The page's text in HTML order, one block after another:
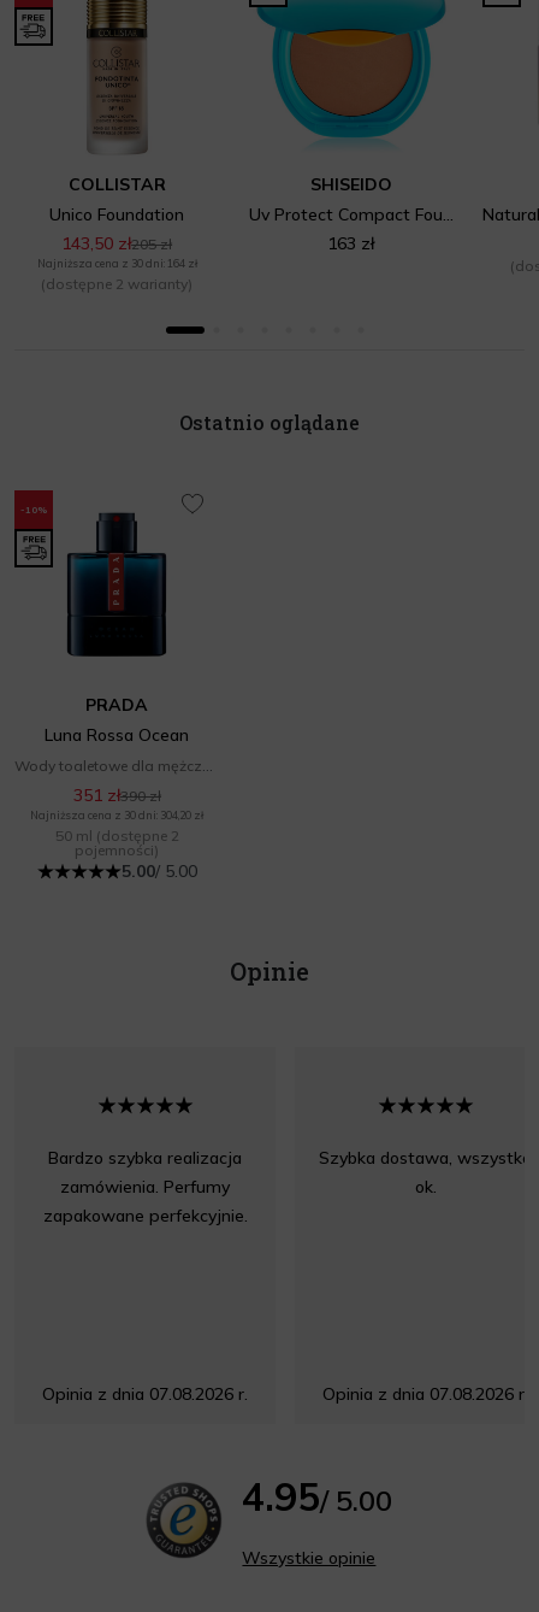
COLLISTAR
Unico Foundation
143,50 zł205 zł
Najniższa cena z 30 dni: 164 zł
(dostępne 2 warianty)
SHISEIDO
163 zł
Ostatnio oglądane
-10%
PRADA
Luna Rossa Ocean
Wody toaletowe dla mężczyzn
351 zł390 zł
Najniższa cena z 30 dni: 304,20 zł
50 ml (dostępne 2
pojemności)
5.00/ 5.00
Opinie
Bardzo szybka realizacja
zamówienia. Perfumy
zapakowane perfekcyjnie.
Opinia z dnia 07.08.2026 r.
Szybka dostawa, wszystko
ok.
Opinia z dnia 07.08.2026 r.
4.95/ 5.00
Wszystkie opinie